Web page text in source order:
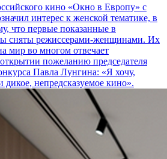
кино «Окно в Европу» с
интерес к женской тематике, в
что первые показанные в
сняты режиссерами-женщинами. Их
мир во многом отвечает
пожеланию председателя
Павла Лунгина: «Я хочу,
непредсказуемое кино».